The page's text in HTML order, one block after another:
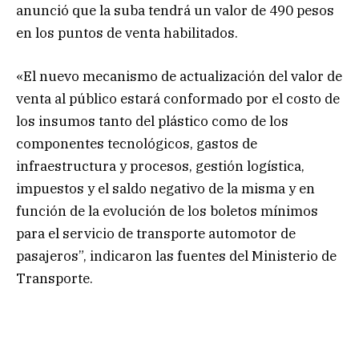
anunció que la suba tendrá un valor de 490 pesos
en los puntos de venta habilitados.
«El nuevo mecanismo de actualización del valor de
venta al público estará conformado por el costo de
los insumos tanto del plástico como de los
componentes tecnológicos, gastos de
infraestructura y procesos, gestión logística,
impuestos y el saldo negativo de la misma y en
función de la evolución de los boletos mínimos
para el servicio de transporte automotor de
pasajeros”, indicaron las fuentes del Ministerio de
Transporte.